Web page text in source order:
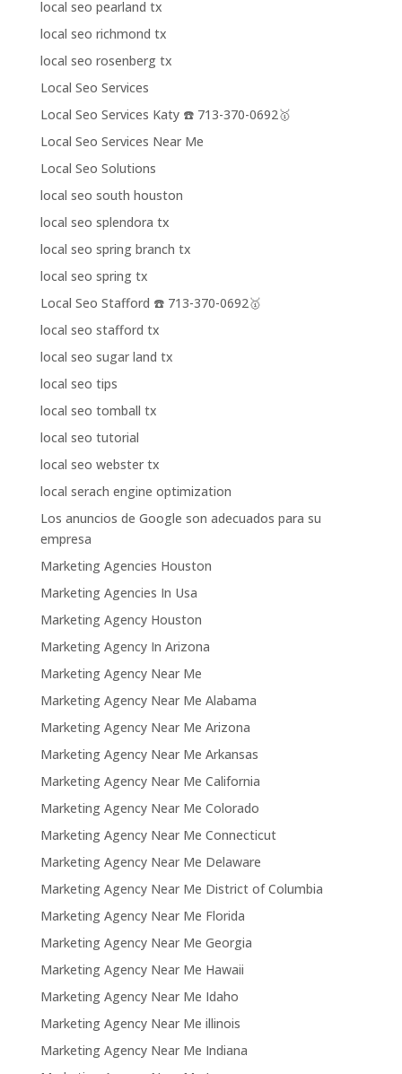
local seo pearland tx
local seo richmond tx
local seo rosenberg tx
Local Seo Services
Local Seo Services Katy ☎️ 713-370-0692🥇
Local Seo Services Near Me
Local Seo Solutions
local seo south houston
local seo splendora tx
local seo spring branch tx
local seo spring tx
Local Seo Stafford ☎️ 713-370-0692🥇
local seo stafford tx
local seo sugar land tx
local seo tips
local seo tomball tx
local seo tutorial
local seo webster tx
local serach engine optimization
Los anuncios de Google son adecuados para su
empresa
Marketing Agencies Houston
Marketing Agencies In Usa
Marketing Agency Houston
Marketing Agency In Arizona
Marketing Agency Near Me
Marketing Agency Near Me Alabama
Marketing Agency Near Me Arizona
Marketing Agency Near Me Arkansas
Marketing Agency Near Me California
Marketing Agency Near Me Colorado
Marketing Agency Near Me Connecticut
Marketing Agency Near Me Delaware
Marketing Agency Near Me District of Columbia
Marketing Agency Near Me Florida
Marketing Agency Near Me Georgia
Marketing Agency Near Me Hawaii
Marketing Agency Near Me Idaho
Marketing Agency Near Me illinois
Marketing Agency Near Me Indiana